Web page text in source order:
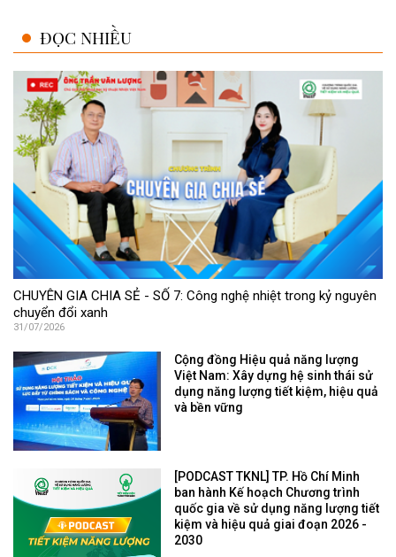
ĐỌC NHIỀU
CHUYÊN GIA CHIA SẺ - SỐ 7: Công nghệ nhiệt trong kỷ nguyên
chuyển đổi xanh
31/07/2026
Cộng đồng Hiệu quả năng lượng
Việt Nam: Xây dựng hệ sinh thái sử
dụng năng lượng tiết kiệm, hiệu quả
và bền vững
[PODCAST TKNL] TP. Hồ Chí Minh
ban hành Kế hoạch Chương trình
quốc gia về sử dụng năng lượng tiết
kiệm và hiệu quả giai đoạn 2026 -
2030